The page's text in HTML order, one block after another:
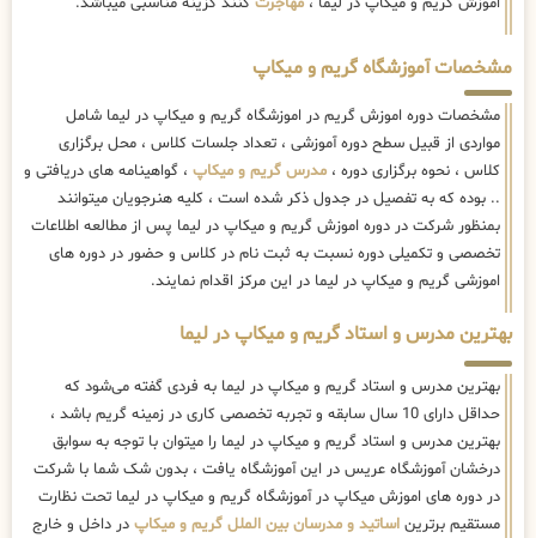
مشخصات آموزشگاه گریم و میکاپ
مشخصات دوره اموزش گریم در اموزشگاه گریم و میکاپ در لیما شامل
مواردی از قبیل سطح دوره آموزشی ، تعداد جلسات کلاس ، محل برگزاری
کلاس ، نحوه برگزاری دوره ، مدرس گریم و میکاپ ، گواهینامه های دریافتی و
.. بوده که به تفصیل در جدول ذکر شده است ، کلیه هنرجویان میتوانند
بمنظور شرکت در دوره اموزش گریم و میکاپ در لیما پس از مطالعه اطلاعات
تخصصی و تکمیلی دوره نسبت به ثبت نام در کلاس و حضور در دوره های
اموزشی گریم و میکاپ در لیما در این مرکز اقدام نمایند.
بهترین مدرس و استاد گریم و میکاپ در لیما
بهترین مدرس و استاد گریم و میکاپ در لیما به فردی گفته می‌شود که
حداقل دارای 10 سال سابقه و تجربه تخصصی کاری در زمینه گریم باشد ،
بهترین مدرس و استاد گریم و میکاپ در لیما را میتوان با توجه به سوابق
درخشان آموزشگاه عریس در این آموزشگاه یافت ، بدون شک شما با شرکت
در دوره های اموزش میکاپ در آموزشگاه گریم و میکاپ در لیما تحت نظارت
مستقیم برترین اساتید و مدرسان بین الملل گریم و میکاپ در داخل و خارج